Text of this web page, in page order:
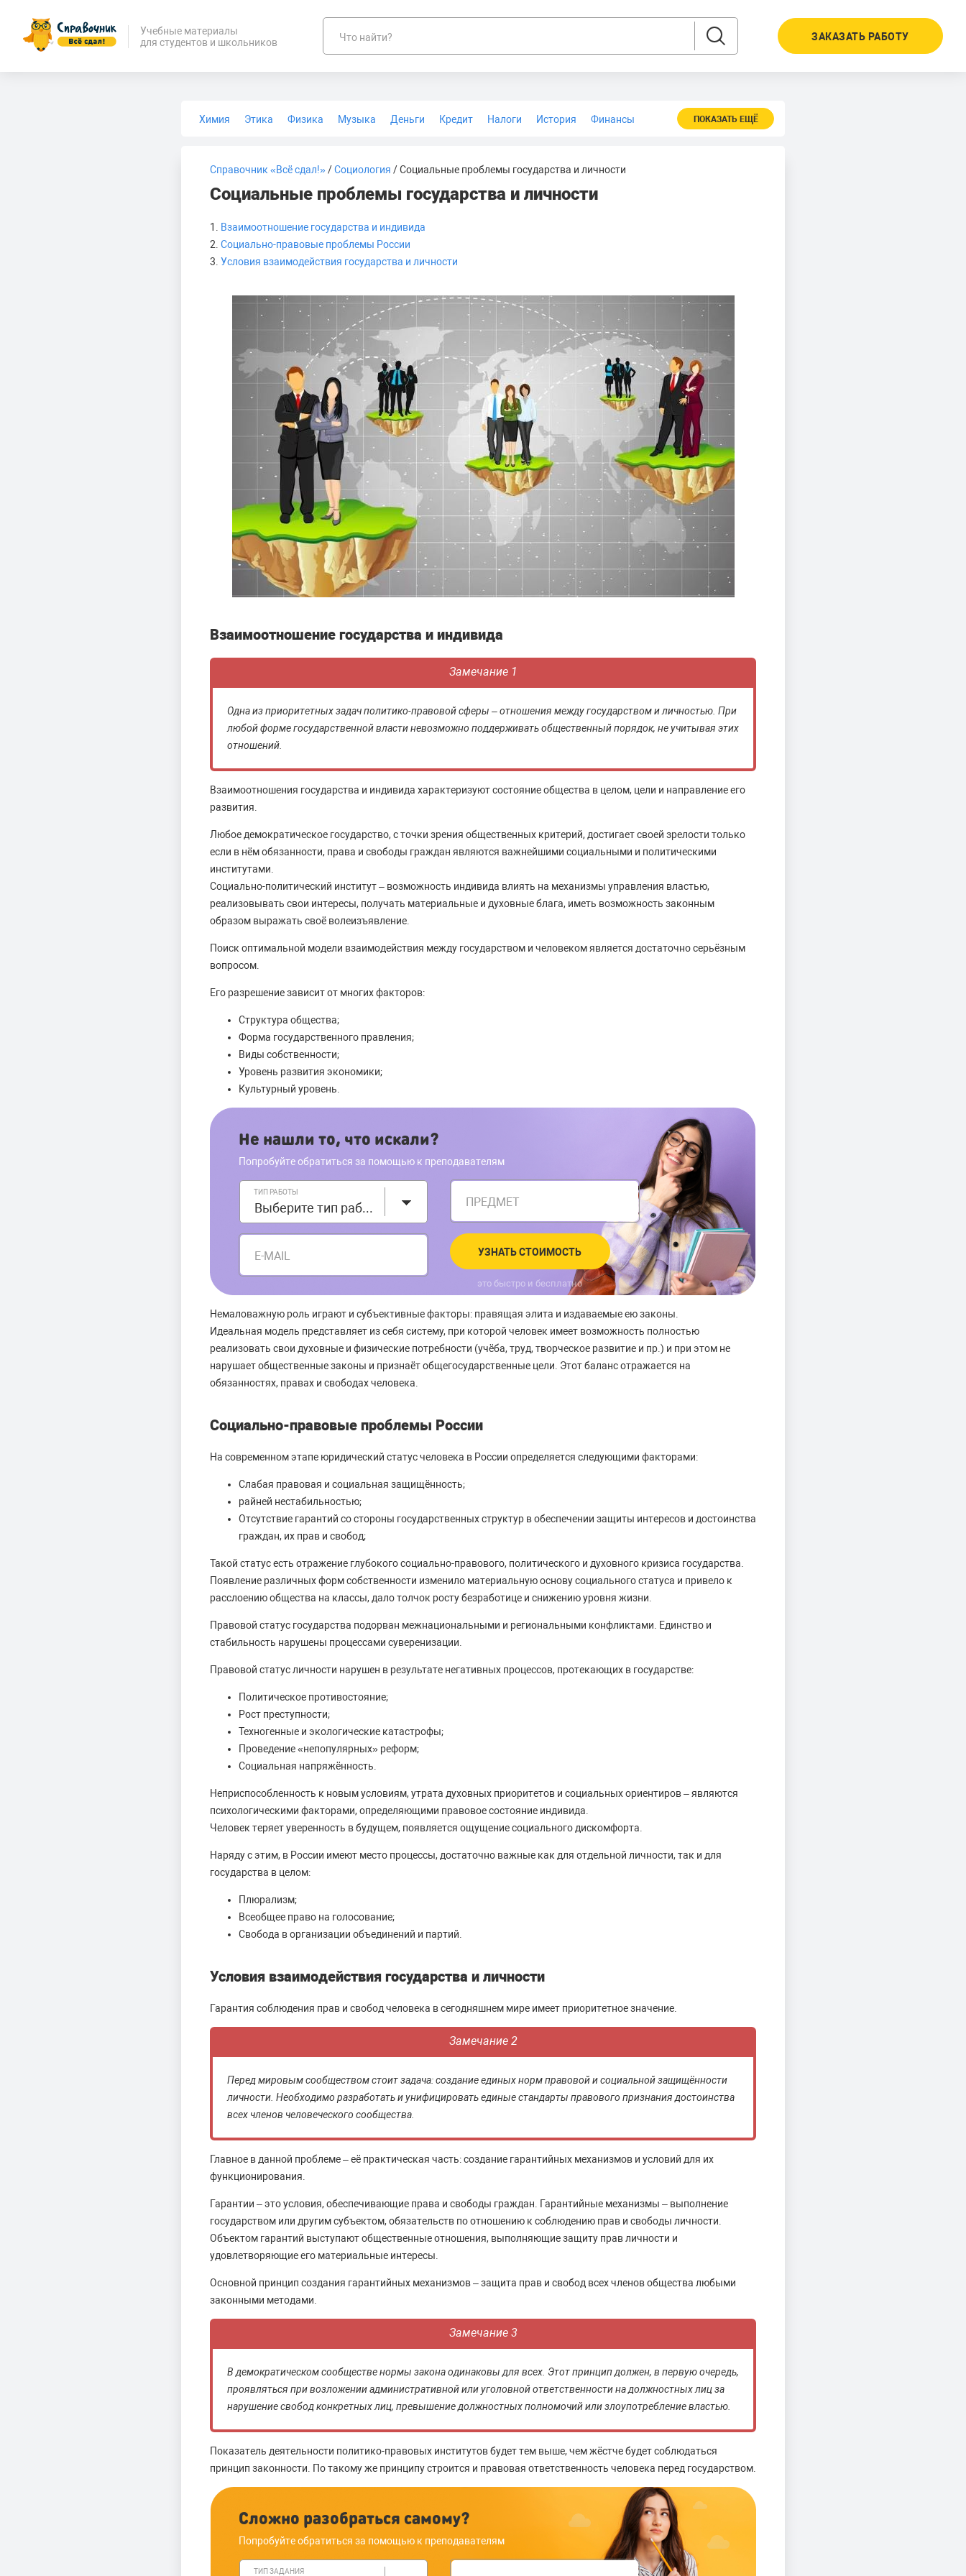
Учебные материалы
для студентов и школьников
Что найти? ЗАКАЗАТЬ РАБОТУ
Химия Этика Физика Музыка Деньги Кредит Налоги История
Финансы
ПОКАЗАТЬ ЕЩЁ
Справочник «Всё сдал!»/Социология / Социальные проблемы государства и личности
Социальные проблемы государства и личности
1.
Взаимоотношение государства и индивида
2. Социально-правовые проблемы России
3. Условия взаимодействия государства и личности
Взаимоотношение государства и индивида
Замечание 1
Одна из приоритетных задач политико-правовой сферы – отношения между государством и личностью. При
любой форме государственной власти невозможно поддерживать общественный порядок, не учитывая этих
отношений.
Взаимоотношения государства и индивида характеризуют состояние общества в целом, цели и направление его
развития.
Любое демократическое государство, с точки зрения общественных критерий, достигает своей зрелости только
если в нём обязанности, права и свободы граждан являются важнейшими социальными и политическими
институтами.
Социально-политический институт – возможность индивида влиять на механизмы управления властью,
реализовывать свои интересы, получать материальные и духовные блага, иметь возможность законным
образом выражать своё волеизъявление.
Поиск оптимальной модели взаимодействия между государством и человеком является достаточно серьёзным
вопросом.
Его разрешение зависит от многих факторов:
Структура общества;
Форма государственного правления;
Виды собственности;
Уровень развития экономики;
Культурный уровень.
Не нашли то, что искали?
Попробуйте обратиться за помощью к преподавателям
ТИП РАБОТЫ
Выберите тип работы ПРЕДМЕТ
E-MAIL УЗНАТЬ СТОИМОСТЬ
это быстро и бесплатно
Немаловажную роль играют и субъективные факторы: правящая элита и издаваемые ею законы.
Идеальная модель представляет из себя систему, при которой человек имеет возможность полностью
реализовать свои духовные и физические потребности (учёба, труд, творческое развитие и пр.) и при этом не
нарушает общественные законы и признаёт общегосударственные цели. Этот баланс отражается на
обязанностях, правах и свободах человека.
Социально-правовые проблемы России
На современном этапе юридический статус человека в России определяется следующими факторами:
Слабая правовая и социальная защищённость;
райней нестабильностью;
Отсутствие гарантий со стороны государственных структур в обеспечении защиты интересов и достоинства
граждан, их прав и свобод;
Такой статус есть отражение глубокого социально-правового, политического и духовного кризиса государства.
Появление различных форм собственности изменило материальную основу социального статуса и привело к
расслоению общества на классы, дало толчок росту безработице и снижению уровня жизни.
Правовой статус государства подорван межнациональными и региональными конфликтами. Единство и
стабильность нарушены процессами суверенизации.
Правовой статус личности нарушен в результате негативных процессов, протекающих в государстве:
Политическое противостояние;
Рост преступности;
Техногенные и экологические катастрофы;
Проведение «непопулярных» реформ;
Социальная напряжённость.
Неприспособленность к новым условиям, утрата духовных приоритетов и социальных ориентиров – являются
психологическими факторами, определяющими правовое состояние индивида.
Человек теряет уверенность в будущем, появляется ощущение социального дискомфорта.
Наряду с этим, в России имеют место процессы, достаточно важные как для отдельной личности, так и для
государства в целом:
Плюрализм;
Всеобщее право на голосование;
Свобода в организации объединений и партий.
Условия взаимодействия государства и личности
Гарантия соблюдения прав и свобод человека в сегодняшнем мире имеет приоритетное значение.
Замечание 2
Перед мировым сообществом стоит задача: создание единых норм правовой и социальной защищённости
личности. Необходимо разработать и унифицировать единые стандарты правового признания достоинства
всех членов человеческого сообщества.
Главное в данной проблеме – её практическая часть: создание гарантийных механизмов и условий для их
функционирования.
Гарантии – это условия, обеспечивающие права и свободы граждан. Гарантийные механизмы – выполнение
государством или другим субъектом, обязательств по отношению к соблюдению прав и свободы личности.
Объектом гарантий выступают общественные отношения, выполняющие защиту прав личности и
удовлетворяющие его материальные интересы.
Основной принцип создания гарантийных механизмов – защита прав и свобод всех членов общества любыми
законными методами.
Замечание 3
В демократическом сообществе нормы закона одинаковы для всех. Этот принцип должен, в первую очередь,
проявляться при возложении административной или уголовной ответственности на должностных лиц за
нарушение свобод конкретных лиц, превышение должностных полномочий или злоупотребление властью.
Показатель деятельности политико-правовых институтов будет тем выше, чем жёстче будет соблюдаться
принцип законности. По такому же принципу строится и правовая ответственность человека перед государством.
Сложно разобраться самому?
Попробуйте обратиться за помощью к преподавателям
ТИП ЗАДАНИЯ